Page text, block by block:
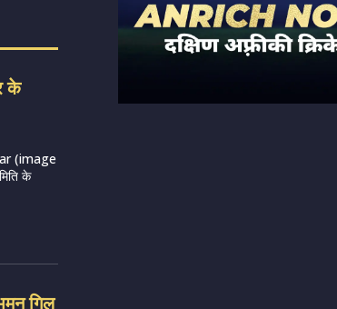
के
(image
के
गिल